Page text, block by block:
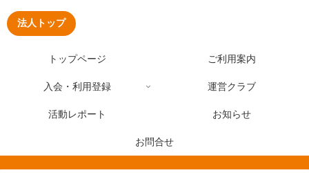
法人トップ
トップページ ご利用案内
入会・利用登録 運営クラブ
活動レポート お知らせ
お問合せ